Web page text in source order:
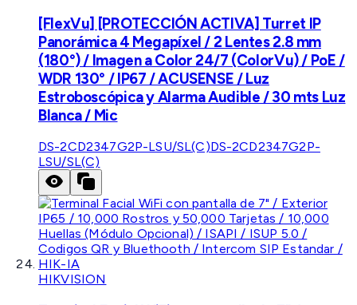
[FlexVu] [PROTECCIÓN ACTIVA] Turret IP
Panorámica 4 Megapíxel / 2 Lentes 2.8 mm
(180°) / Imagen a Color 24/7 (ColorVu) / PoE /
WDR 130° / IP67 / ACUSENSE / Luz
Estroboscópica y Alarma Audible / 30 mts Luz
Blanca / Mic
DS-2CD2347G2P-LSU/SL(C)DS-2CD2347G2P-
LSU/SL(C)
HIKVISION